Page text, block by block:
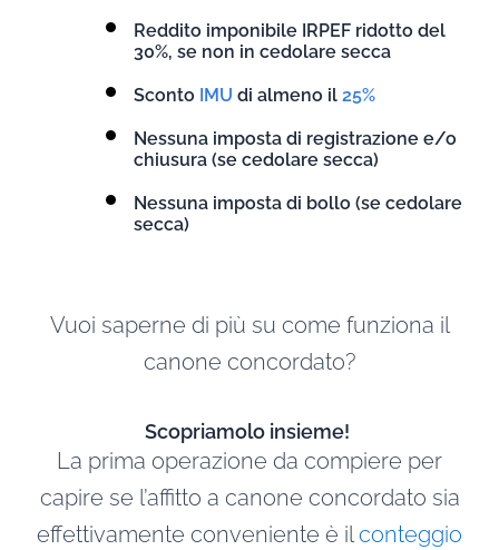
Reddito imponibile IRPEF ridotto del
30%, se non in cedolare secca
Sconto IMU di almeno il 25%
Nessuna imposta di registrazione e/o
chiusura (se cedolare secca)
Nessuna imposta di bollo (se cedolare
secca)
Vuoi saperne di più su come funziona il
canone concordato?
Scopriamolo insieme!
La prima operazione da compiere per
capire se l’affitto a canone concordato sia
effettivamente conveniente è ilconteggio